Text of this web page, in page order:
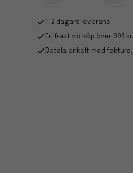
1-2 dagars leverans
Fri frakt vid köp över 995 kr
Betala enkelt med